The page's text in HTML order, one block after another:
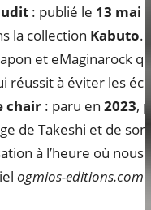
: publié le 13 mai
la collection Kabuto.
et eMaginarock
réussit à éviter les
chair : paru en 2023,
de Takeshi et de
à l’heure où
ogmios-editions.com